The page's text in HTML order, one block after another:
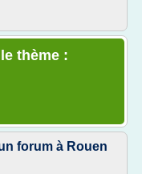
thème :
forum à Rouen